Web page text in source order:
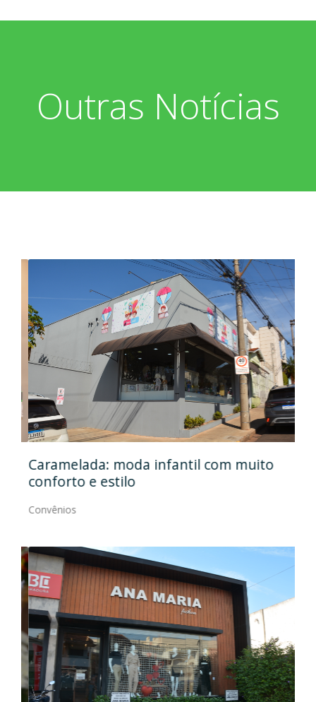
Outras Notícias
Caramelada: moda infantil com muito
conforto e estilo
Convênios